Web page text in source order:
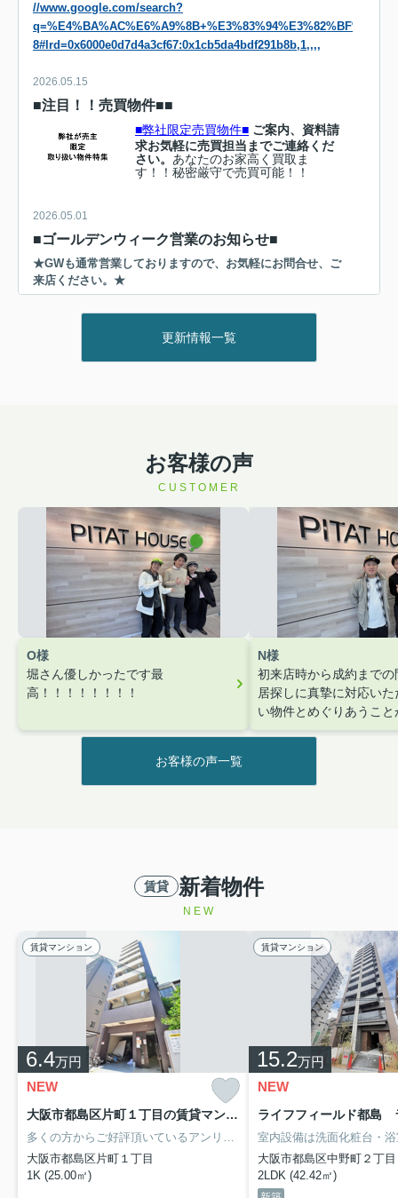
//www.google.com/search?
8#lrd=0x6000e0d7d4a3cf67:0x1cb5da4bdf291b8b,1,,,,
2026.05.15
■注目！！売買物件■■
■弊社限定売買物件■ ご案内、資料請
求お気軽に売買担当までご連絡くだ
さい。 あなたのお家高く買取ま
す！！秘密厳守で売買可能！！
2026.05.01
■ゴールデンウィーク営業のお知らせ■
★GWも通常営業しておりますので、お気軽にお問合せ、ご
来店ください。★
2026.03.31
■PR情報■大正徒歩5分「事業用地」
■売買■東灘区本山南町■中古戸建堂々
登場！！
【本日見学可】◇リフォーム完了済
みです♪～おすすめポイントについて
～○阪神本線「深江」駅まで徒歩10分
の交通便利な立地♪○全居室収納付き○
リフォーム済みですぐにでもお住ま
い...
更新情報一覧
お客様の声
CUSTOMER
O様
堀さん優しかったです最
高！！！！！！！！
N様
初来店時から成約までの
居探しに真摯に対応いた
い物件とめぐりあうこ
お客様の声一覧
賃貸 新着物件
NEW
賃貸マンション
6.4万円
NEW
大阪市都島区片町１丁目の賃貸マンション
多くの方からご好評頂いているアンリ北詰のご紹介です。宅配ボックスは在宅・不在問わずに利用できるので、日中家にいない方や家でもリモートワークなどで仕事に集中したい方に人気の設備です。ネットの回線をマンションに繋げています、パソコン使用可。これから先、どんな暮らしを実現していきたいですか。新しい住まいでハリのある生活を送っていきましょう。お問い合わせもお気軽にご連絡ください。
大阪市都島区片町１丁目
1K (25.00㎡)
賃貸マンション
15.2万円
NEW
ライフフィールド都島
大阪市都島区中野町２丁目
2LDK (42.42㎡)